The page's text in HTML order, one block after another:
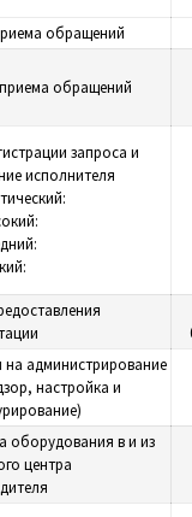
обращений
обращений
запроса и
исполнителя
на администрирование
настройка и
оборудования в и из
центра